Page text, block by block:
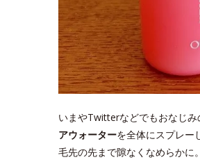
いまやTwitterなどでもおなじみ
アウォーターを全体にスプレー
毛先の先まで隙なくなめらかに